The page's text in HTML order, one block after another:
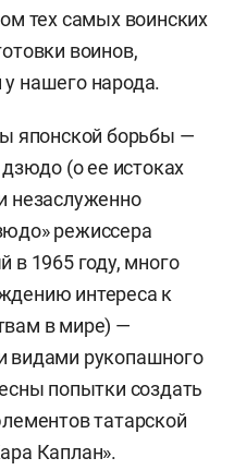
тех самых воинских
воинов,
нашего народа.
японской борьбы —
(о ее истоках
незаслуженно
режиссера
в 1965 году, много
интереса к
в мире) —
видами рукопашного
попытки создать
татарской
Каплан».